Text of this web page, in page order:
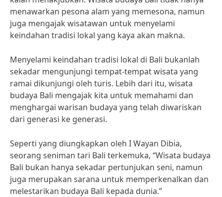
menawarkan pesona alam yang memesona, namun
juga mengajak wisatawan untuk menyelami
keindahan tradisi lokal yang kaya akan makna.
Menyelami keindahan tradisi lokal di Bali bukanlah
sekadar mengunjungi tempat-tempat wisata yang
ramai dikunjungi oleh turis. Lebih dari itu, wisata
budaya Bali mengajak kita untuk memahami dan
menghargai warisan budaya yang telah diwariskan
dari generasi ke generasi.
Seperti yang diungkapkan oleh I Wayan Dibia,
seorang seniman tari Bali terkemuka, “Wisata budaya
Bali bukan hanya sekadar pertunjukan seni, namun
juga merupakan sarana untuk memperkenalkan dan
melestarikan budaya Bali kepada dunia.”